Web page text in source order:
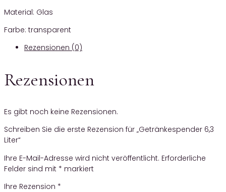
Material: Glas
Farbe: transparent
Rezensionen (0)
Rezensionen
Es gibt noch keine Rezensionen.
Schreiben Sie die erste Rezension für „Getränkespender 6,3
Liter“
Ihre E-Mail-Adresse wird nicht veröffentlicht. Erforderliche
Felder sind mit * markiert
Ihre Rezension *